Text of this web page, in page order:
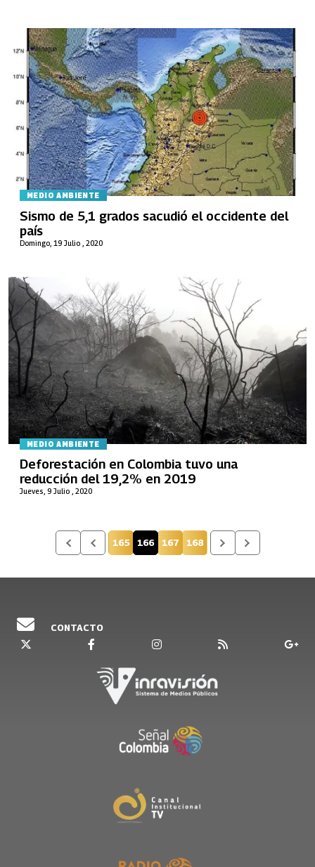
MEDIO AMBIENTE
Domingo, 19 Julio , 2020
Sismo de 5,1 grados sacudió el occidente del
país
MEDIO AMBIENTE
Jueves, 9 Julio , 2020
Deforestación en Colombia tuvo una
reducción del 19,2% en 2019
Página
165 Página actual
166 Página
167 Página
168
CONTACTO